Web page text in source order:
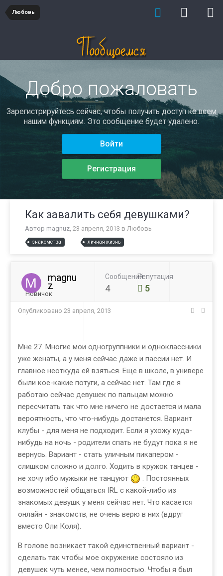
Любовь
Добро пожаловать
Зарегистрируйтесь сейчас, чтобы получить доступ ко всем
нашим функциям. Это сообщение будет удалено.
Войти
Регистрация
Как завалить себя девушками?
Автор magnuz, 23 апреля, 2013 в Любовь
знакомства личная жизнь
magnu
z
Новичок
Сообщений
4
Репутация
5
Опубликовано 23 апреля, 2013
Мне 27. Многие мои одногруппники и одноклассники
уже женаты, а у меня сейчас даже и пассии нет. И
главное неоткуда ей взяться. Еще в школе, в универе
были кое-какие потуги, а сейчас нет. Там где я
работаю сейчас девушек по пальцам можно
пересчитать так что мне ничего не достается и мала
вероятность, что что-нибудь достанется. Вариант
клубы - для меня не подходит. Если я ухожу куда-
нибудь на ночь - родители спать не будут пока я не
вернусь. Вариант - стать уличным пикапером -
слишком сложно и долго. Ходить в кружок танцев -
не хочу ибо мужыки не танцуют
. Постоянных
возможностей общаться IRL с какой-либо из
знакомых девушк у меня сейчас нет. Что касается
онлайн - знакомств, не очень верю в них (вдруг
вместо Оли Коля).
В голове возникает такой единственный вариант -
сделать так чтобы мое окружение состояло из
девушек чуть менее, чем полностью. Чтобы я был